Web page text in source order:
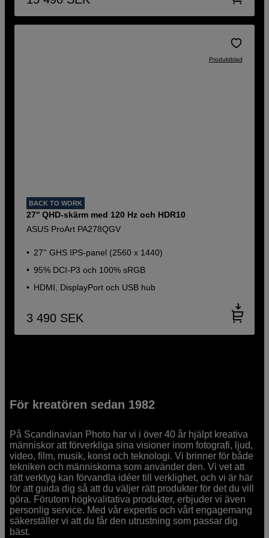
Produktblad
BACK TO WORK
27'' QHD-skärm med 120 Hz och HDR10
ASUS ProArt PA278QGV
27'' GHS IPS-panel (2560 x 1440)
95% DCI-P3 och 100% sRGB
HDMI, DisplayPort och USB hub
3 490 SEK
För kreatören sedan 1982
På Scandinavian Photo har vi i över 40 år hjälpt kreativa
människor att förverkliga sina visioner inom fotografi, ljud,
video, film, musik, konst och teknologi. Vi brinner för både
tekniken och människorna som använder den. Vi vet att
rätt verktyg kan förvandla idéer till verklighet, och vi är här
för att guida dig så att du väljer rätt produkter för det du vill
göra. Förutom högkvalitativa produkter, erbjuder vi även
personlig service. Med vår expertis och vårt engagemang
säkerställer vi att du får den utrustning som passar dig
bäst.